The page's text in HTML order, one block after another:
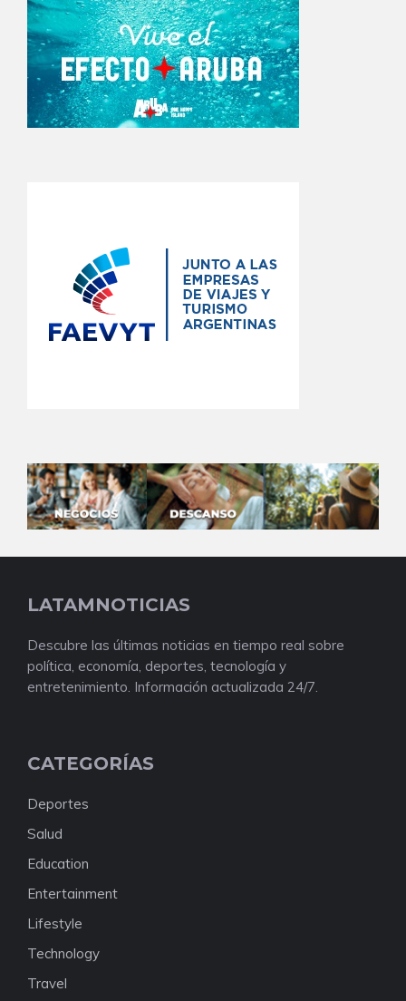
LATAMNOTICIAS
Descubre las últimas noticias en tiempo real sobre
política, economía, deportes, tecnología y
entretenimiento. Información actualizada 24/7.
CATEGORÍAS
Deportes
Salud
Education
Entertainment
Lifestyle
Technology
Travel